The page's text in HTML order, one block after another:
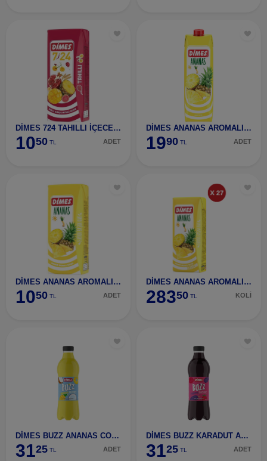
DİMES 724 TAHILLI İÇECEK 200 ML
1050 TL ADET
DİMES ANANAS AROMALI 1 LT
1990 TL ADET
DİMES ANANAS AROMALI İÇECEK 200 ML
1050 TL ADET
DİMES ANANAS AROMALI İÇECEK LEAF 200 ML 27 ADET
28350 TL KOLİ
DİMES BUZZ ANANAS COCONUT PET 1 LT
3125 TL ADET
DİMES BUZZ KARADUT AHUDUDU PET 1 LT
3125 TL ADET